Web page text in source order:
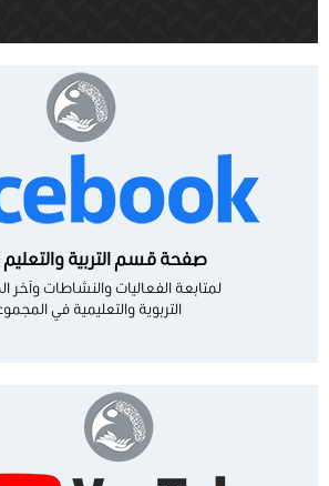
صفحة قسم التربية والتعليم
لمتابعة الفعاليات والنشاطات وآخر
التربوية والتعليمية في